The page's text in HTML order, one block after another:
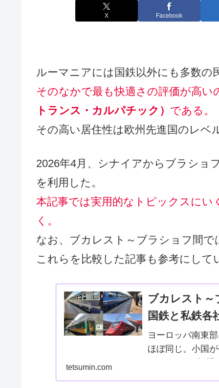
X Facebook
ルーマニアには国鉄以外にも多数の
そのなかで最も快適さの評価が高い
トランス・カルパチック） である。
その高い居住性は欧州先進国のレベ
2026年4月、シナイアからブラショ
を利用した。
本記事では実用的なトピックスにい
く。
なお、ブカレスト～ブラショフ間で
これらを比較した記事も参考にして
ブカレスト～
国鉄と私鉄各
ヨーロッパ南東
ほぼ同じ。小国
2007年にEU加
tetsumin.com